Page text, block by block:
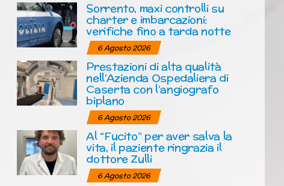
Sorrento, maxi controlli su
charter e imbarcazioni:
verifiche fino a tarda notte
6 Agosto 2026
Prestazioni di alta qualità
nell’Azienda Ospedaliera di
Caserta con l’angiografo
biplano
6 Agosto 2026
Al “Fucito” per aver salva la
vita, il paziente ringrazia il
dottore Zulli
6 Agosto 2026